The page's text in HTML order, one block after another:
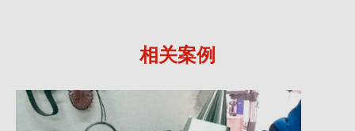
相关案例